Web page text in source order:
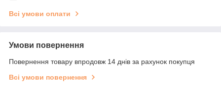
Всі умови оплати
Умови повернення
Повернення товару впродовж 14 днів за рахунок покупця
Всі умови повернення